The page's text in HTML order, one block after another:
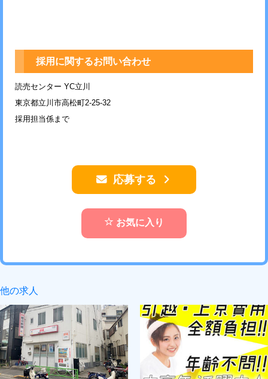
採用に関するお問い合わせ
読売センター YC立川
東京都立川市高松町2-25-32
採用担当係まで
応募する
お気に入り
他の求人